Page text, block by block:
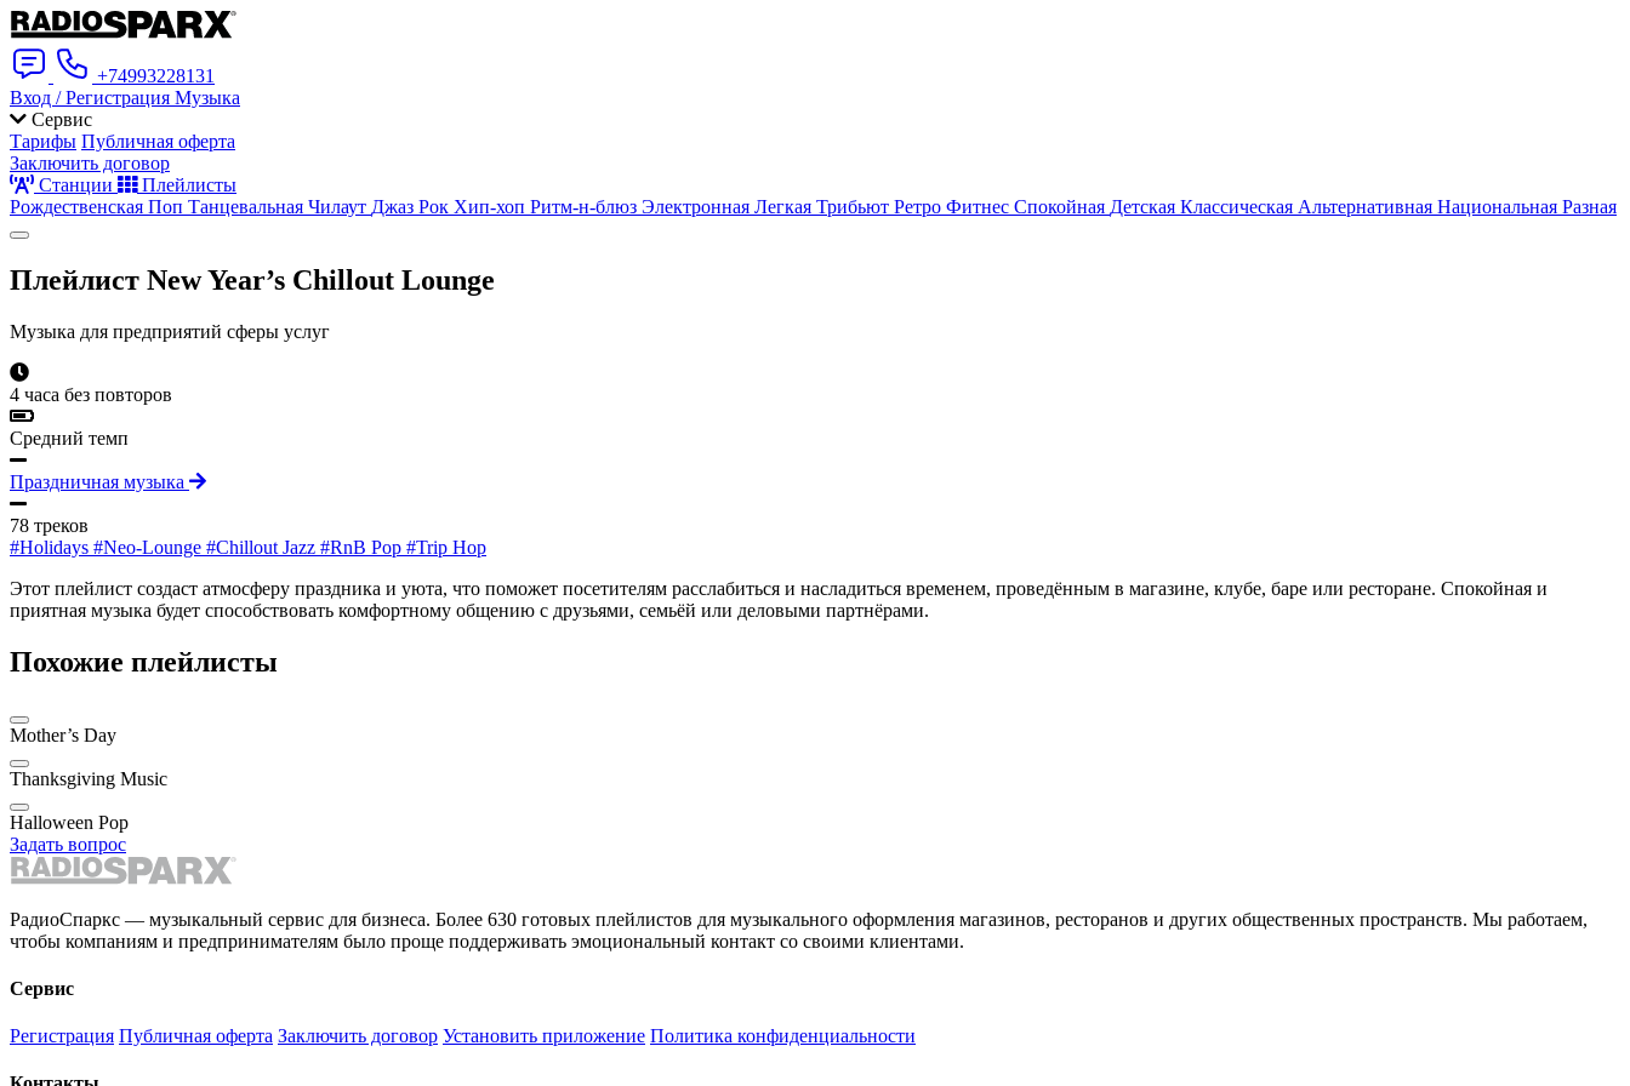
+74993228131
Вход / Регистрация Музыка
Сервис
Тарифы Публичная оферта
Заключить договор
Станции
Плейлисты
Рождественская Поп Танцевальная Чилаут Джаз Рок Хип-хоп Ритм-н-блюз Электронная Легкая Трибьют Ретро Фитнес Спокойная Детская Классическая Альтернативная Национальная Разная
Плейлист New Year’s Chillout Lounge
Музыка для предприятий сферы услуг
4 часа без повторов
Средний темп
Праздничная музыка
78 треков
#Holidays #Neo-Lounge #Chillout Jazz #RnB Pop #Trip Hop
Этот плейлист создаст атмосферу праздника и уюта, что поможет посетителям расслабиться и насладиться временем, проведённым в магазине, клубе, баре или ресторане. Спокойная и
приятная музыка будет способствовать комфортному общению с друзьями, семьёй или деловыми партнёрами.
Похожие плейлисты
Mother’s Day
Thanksgiving Music
Halloween Pop
Задать вопрос
РадиоСпаркс — музыкальный сервис для бизнеса. Более 630 готовых плейлистов для музыкального оформления магазинов, ресторанов и других общественных пространств. Мы работаем,
чтобы компаниям и предпринимателям было проще поддерживать эмоциональный контакт со своими клиентами.
Сервис
Регистрация Публичная оферта Заключить договор Установить приложение Политика конфиденциальности